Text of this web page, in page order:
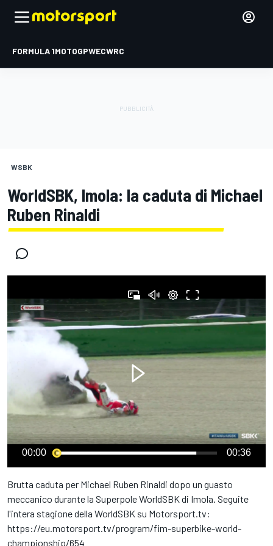
FORMULA 1MOTOGPWECWRC
WSBK
WorldSBK, Imola: la caduta di Michael
Ruben Rinaldi
00:00 00:36
Brutta caduta per Michael Ruben Rinaldi dopo un guasto
meccanico durante la Superpole WorldSBK di Imola. Seguite
l'intera stagione della WorldSBK su Motorsport.tv:
https://eu.motorsport.tv/program/fim-superbike-world-
championship/654